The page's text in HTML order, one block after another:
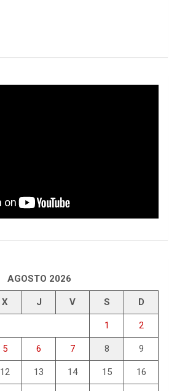
AGOSTO 2026
X J V S D
1 2
5 6 7 8 9
12 13 14 15 16